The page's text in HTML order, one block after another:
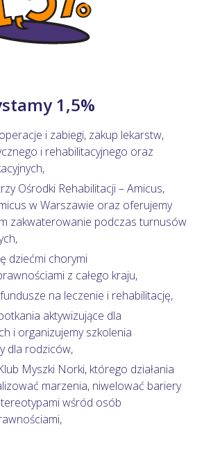
1,5%
i zabiegi, zakup lekarstw,
i rehabilitacyjnego oraz
Ośrodki Rehabilitacji – Amicus,
w Warszawie oraz oferujemy
zakwaterowanie podczas turnusów
dziećmi chorymi
z całego kraju,
na leczenie i rehabilitację,
aktywizujące dla
i organizujemy szkolenia
dla rodziców,
Myszki Norki, którego działania
marzenia, niwelować bariery
wśród osób